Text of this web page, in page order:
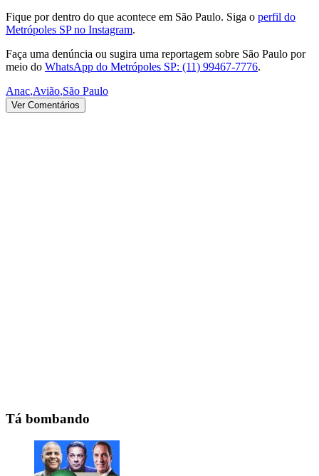
Fique por dentro do que acontece em São Paulo. Siga o perfil do
Metrópoles SP no Instagram.
Faça uma denúncia ou sugira uma reportagem sobre São Paulo por
meio do WhatsApp do Metrópoles SP: (11) 99467-7776.
Anac,Avião,São Paulo
Ver Comentários
Tá bombando